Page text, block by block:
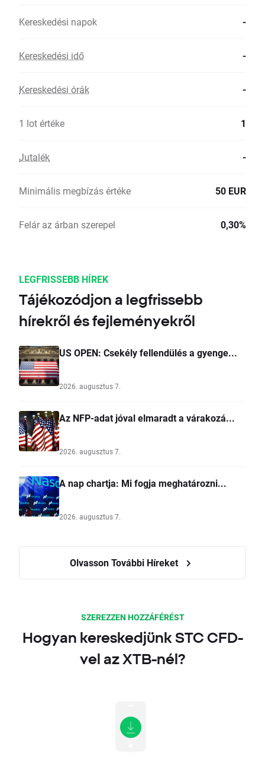
Kereskedési napok -
Kereskedési idő -
Kereskedési órák -
1 lot értéke 1
Jutalék -
Minimális megbízás értéke 50 EUR
Felár az árban szerepel 0,30%
LEGFRISSEBB HÍREK
Tájékozódjon a legfrissebb
hírekről és fejleményekről
US OPEN: Csekély fellendülés a gyenge...
2026. augusztus 7.
Az NFP-adat jóval elmaradt a várakozá...
2026. augusztus 7.
A nap chartja: Mi fogja meghatározni...
2026. augusztus 7.
Olvasson További Híreket
SZEREZZEN HOZZÁFÉRÉST
Hogyan kereskedjünk STC CFD-
vel az XTB-nél?